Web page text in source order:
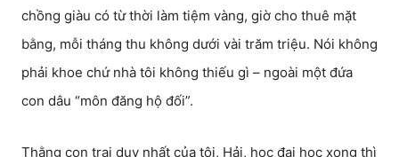
chồng giàu có từ thời làm tiệm vàng, giờ cho thuê mặt
bằng, mỗi tháng thu không dưới vài trăm triệu. Nói không
phải khoe chứ nhà tôi không thiếu gì – ngoài một đứa
con dâu “môn đăng hộ đối”.
Thằng con trai duy nhất của tôi, Hải, học đại học xong thì